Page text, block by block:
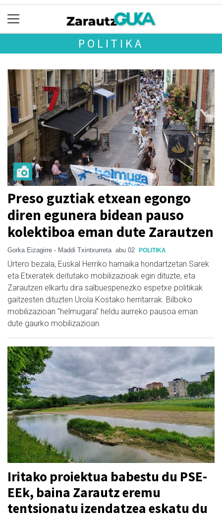
POLITIKA
Preso guztiak etxean egongo
diren egunera bidean pauso
kolektiboa eman dute Zarautzen
Gorka Eizagirre - Maddi Txintxurreta abu 02 POLITIKA
Urtero bezala, Euskal Herriko hamaika hondartzetan Sarek
eta Etxeratek deitutako mobilizazioak egin dituzte, eta
Zarautzen elkartu dira salbuespenezko espetxe politikak
gaitzesten dituzten Urola Kostako herritarrak. Bilboko
mobilizazioan "helmugara" heldu aurreko pausoa eman
dute gaurko mobilizazioan.
Iritako proiektua babestu du PSE-
EEk, baina Zarautz eremu
tentsionatu izendatzea eskatu du